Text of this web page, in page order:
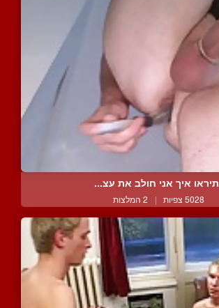
תיראו איך אני חולב את עצ...
5028 צפיות | 2 המלצות